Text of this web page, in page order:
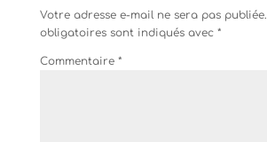
Votre adresse e-mail ne sera pas publiée.
obligatoires sont indiqués avec *
Commentaire *